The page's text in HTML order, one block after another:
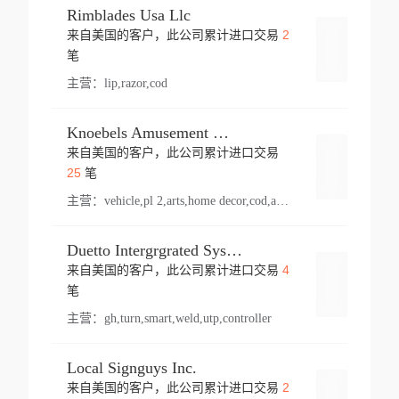
Rimblades Usa Llc
来自美国的客户，此公司累计进口交易 2
笔
主营： lip,razor,cod
Knoebels Amusement Resort
来自美国的客户，此公司累计进口交易
25笔
主营： vehicle,pl 2,arts,home decor,cod,amusement ride,sea
Duetto Intergrgrated Systems Inc.
来自美国的客户，此公司累计进口交易 4
笔
主营： gh,turn,smart,weld,utp,controller
Local Signguys Inc.
来自美国的客户，此公司累计进口交易 2